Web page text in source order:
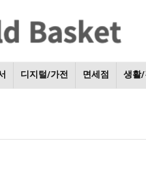
디지털/가전 면세점 생활